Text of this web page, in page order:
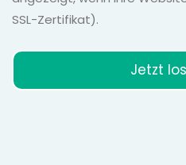
SSL-Zertifikat).
Jetzt